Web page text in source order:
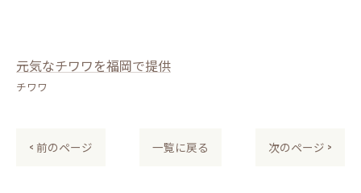
元気なチワワを福岡で提供
チワワ
< 前のページ 一覧に戻る 次のページ >